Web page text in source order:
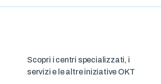
Scopri i centri specializzati, i
servizi e le altre iniziative OKT